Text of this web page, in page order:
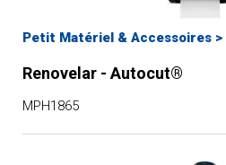
Petit Matériel & Accessoires >
Renovelar - Autocut®
MPH1865